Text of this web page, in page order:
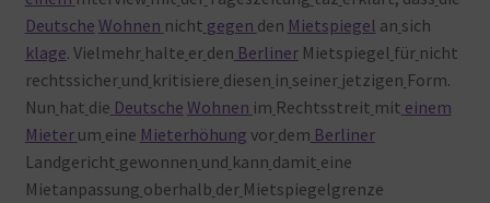
Deutsche Wohnen nicht gegen den Mietspiegel an sich
klage. Vielmehr halte er den BerlinerMietspiegel für nicht
rechtssicher und kritisiere diesen in seiner jetzigen Form.
Nun hat die Deutsche Wohnen im Rechtsstreit mit einem
Mieter um eine Mieterhöhung vor dem Berliner
Landgericht gewonnen und kann damit eine
Mietanpassung oberhalb der Mietspiegelgrenze